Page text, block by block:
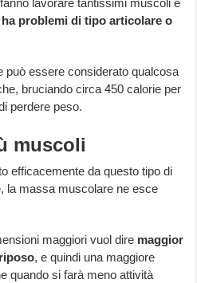
lavorare tantissimi muscoli e
problemi di tipo articolare o
può essere considerato qualcosa
bruciando circa 450 calorie per
perdere peso.
muscoli
efficacemente da questo tipo di
la massa muscolare ne esce
maggiori vuol dire maggior
, e quindi una maggiore
quando si farà meno attività